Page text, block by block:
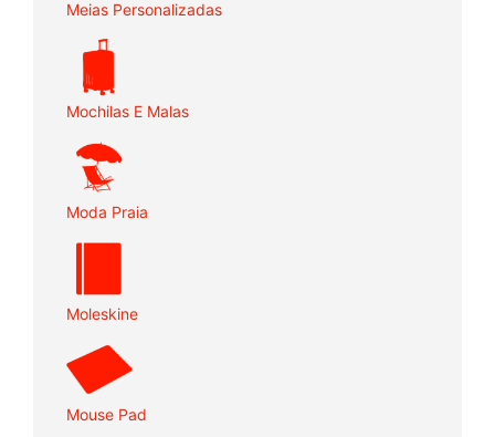
Meias Personalizadas
Mochilas E Malas
Moda Praia
Moleskine
Mouse Pad